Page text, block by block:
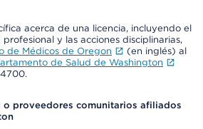
acerca de una licencia, incluyendo el
y las acciones disciplinarias,
de Médicos de Oregon
(en inglés) al
de Salud de Washington
o proveedores comunitarios afiliados